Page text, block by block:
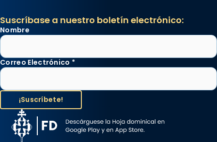
Suscríbase a nuestro boletín electrónico:
Nombre
Correo Electrónico *